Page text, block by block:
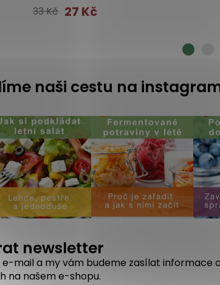
33 Kč 27 Kč
naši cestu na
newsletter
e-mail a my vám budeme zasílat informace
na našem e-shopu.